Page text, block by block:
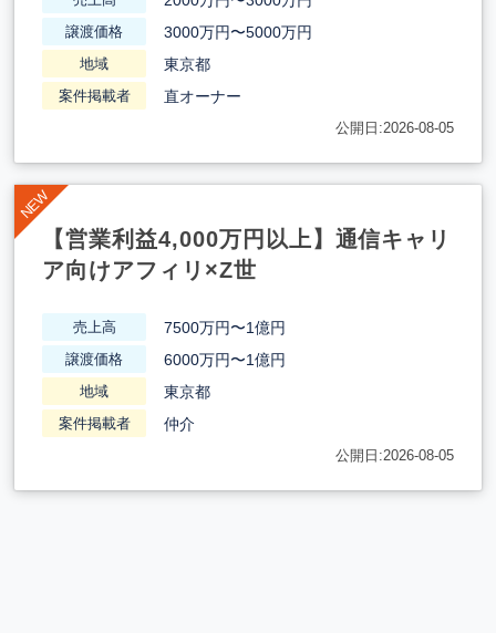
譲渡価格 3000万円〜5000万円
地域 東京都
案件掲載者 直オーナー
公開日:2026-08-05
【営業利益4,000万円以上】通信キャリ
ア向けアフィリ×Z世
売上高 7500万円〜1億円
譲渡価格 6000万円〜1億円
地域 東京都
案件掲載者 仲介
公開日:2026-08-05